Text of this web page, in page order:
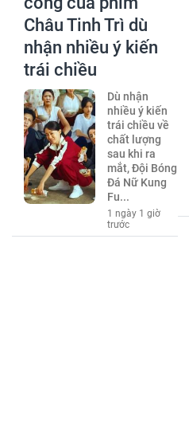
Châu Tinh Trì dù
nhận nhiều ý kiến
trái chiều
Dù nhận
nhiều ý kiến
trái chiều về
chất lượng
sau khi ra
mắt, Đội Bóng
Đá Nữ Kung
Fu...
1 ngày 1 giờ
trước